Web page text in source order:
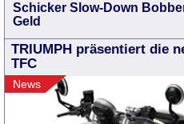
Schicker Slow-Down
Geld
TRIUMPH präsentiert die
TFC
News